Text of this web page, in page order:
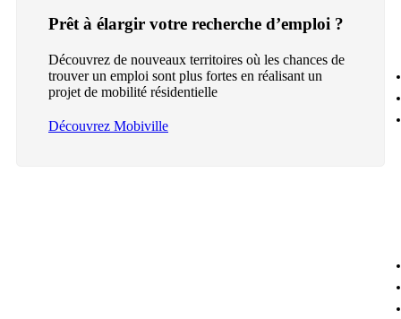
Prêt à élargir votre recherche d’emploi ?
Découvrez de nouveaux territoires où les chances de
trouver un emploi sont plus fortes en réalisant un
projet de mobilité résidentielle
Découvrez Mobiville